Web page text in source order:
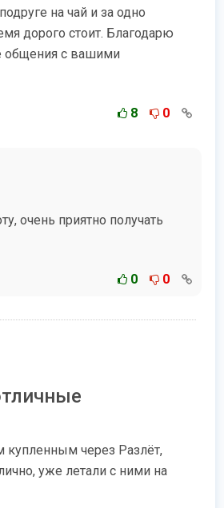
на чай и за одно
дорого стоит. Благодарю
общения с вашими
8 0
очень приятно получать
0 0
купленным через Разлёт,
уже летали с ними на